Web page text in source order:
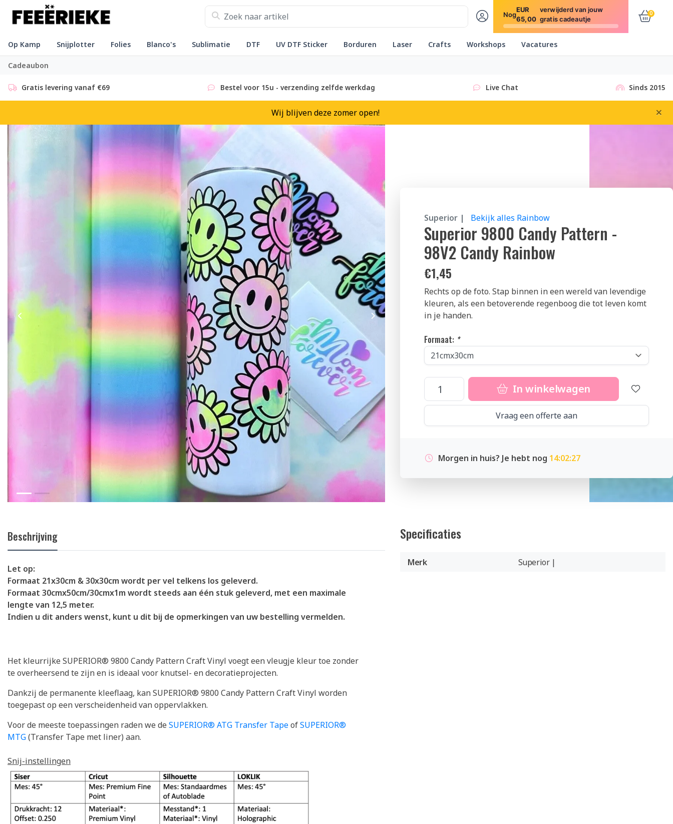
Nog
EUR
65,00
verwijderd van jouw
gratis cadeautje
0
Op Kamp Snijplotter Folies Blanco's Sublimatie DTF UV DTF Sticker Borduren Laser Crafts Workshops Vacatures
Cadeaubon
Gratis levering vanaf €69 Bestel voor 15u - verzending zelfde werkdag Live Chat Sinds 2015
Wij blijven deze zomer open! ×
Superior | Bekijk alles Rainbow
Superior 9800 Candy Pattern -
98V2 Candy Rainbow
€1,45
Rechts op de foto. Stap binnen in een wereld van levendige
kleuren, als een betoverende regenboog die tot leven komt
in je handen.
Formaat: *
In winkelwagen
Vraag een offerte aan
Morgen in huis? Je hebt nog 14:02:26
Beschrijving
Let op:
Formaat 21x30cm & 30x30cm wordt per vel telkens los geleverd.
Formaat 30cmx50cm/30cmx1m wordt steeds aan één stuk geleverd, met een maximale
lengte van 12,5 meter.
Indien u dit anders wenst, kunt u dit bij de opmerkingen van uw bestelling vermelden.
Het kleurrijke SUPERIOR® 9800 Candy Pattern Craft Vinyl voegt een vleugje kleur toe zonder
te overheersend te zijn en is ideaal voor knutsel- en decoratieprojecten.
Dankzij de permanente kleeflaag, kan SUPERIOR® 9800 Candy Pattern Craft Vinyl worden
toegepast op een verscheidenheid van oppervlakken.
Voor de meeste toepassingen raden we de SUPERIOR® ATG Transfer TapeofSUPERIOR®
MTG(Transfer Tape met liner) aan.
Snij-instellingen
Specificaties
Merk Superior |